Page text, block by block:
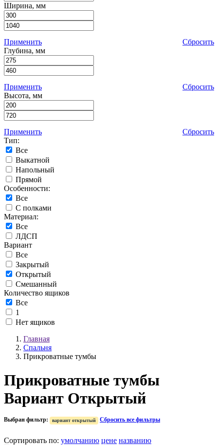
Ширина, мм
Применить
Сбросить
Глубина, мм
Применить
Сбросить
Высота, мм
Применить
Сбросить
Тип:
Все
Выкатной
Напольный
Прямой
Особенности:
Все
С полками
Материал:
Все
ЛДСП
Вариант
Все
Закрытый
Открытый
Смешанный
Количество ящиков
Все
1
Нет ящиков
Главная
Спальня
Прикроватные тумбы
Прикроватные тумбы
Вариант Открытый
Выбран фильтр: вариант открытый Сбросить все фильтры
Сортировать по: умолчанию цене названию